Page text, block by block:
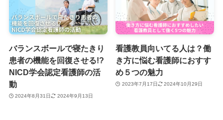
バランスボールで寝たきり
患者の機能を回復させる!?
NICD学会認定看護師の活
動
2024年8月31日 2024年9月13日
看護教員向いてる人は？働
き方に悩む看護師におすす
め５つの魅力
2023年7月17日 2024年10月29日